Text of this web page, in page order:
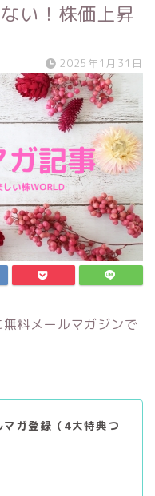
い！株価上昇
2025年1月31日
料メールマガジンで
マガ登録（4大特典つ